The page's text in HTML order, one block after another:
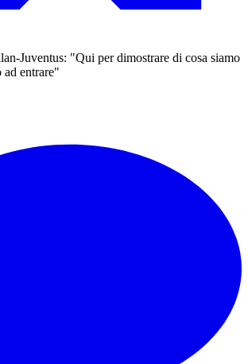
Juventus: "Qui per dimostrare di cosa siamo
entrare"